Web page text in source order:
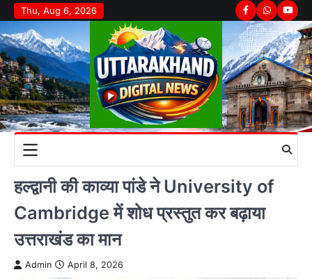
Skip
to
content
Thu, Aug 6, 2026 Facebook
Whatsapp
हल्द्वानी की काव्या पांडे ने University of
Cambridge में शोध प्रस्तुत कर बढ़ाया
उत्तराखंड का मान
Admin April 8, 2026